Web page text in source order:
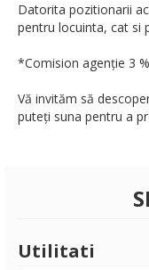
Datorita pozitionarii
pentru locuinta, cat si
*Comision agenție 3
Vă invităm să
puteți suna pentru a
Utilitati